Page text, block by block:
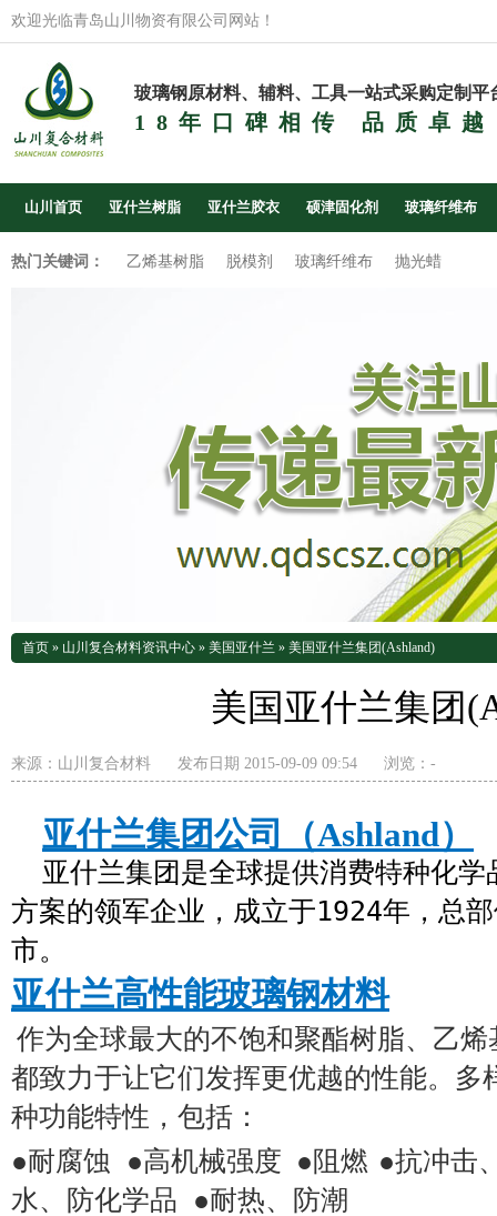
欢迎光临青岛山川物资有限公司网站！
玻璃钢原材料、辅料、工具一站式采购定制平
18年口碑相传 品质卓越
山川首页 亚什兰树脂 亚什兰胶衣 硕津固化剂 玻璃纤维布
热门关键词： 乙烯基树脂 脱模剂 玻璃纤维布 抛光蜡
首页 » 山川复合材料资讯中心 » 美国亚什兰 » 美国亚什兰集团(Ashland)
美国亚什兰集团
来源： 山川复合材料 发布日期 2015-09-09 09:54 浏览： -
亚什兰集团公司（Ashland）
亚什兰集团是全球提供消费特种化
方案的领军企业，成立于1924年，总
市。
亚什兰高性能玻璃钢材料
作为全球最大的不饱和聚酯树脂、乙
都致力于让它们发挥更优越的性能。多
种功能特性，包括：
●耐腐蚀
●高机械强度 ●阻燃 ●抗冲击
水、防化学品 ●耐热、防潮